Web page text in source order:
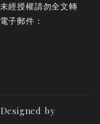
經授權請勿全文轉
子郵件：
Designed by